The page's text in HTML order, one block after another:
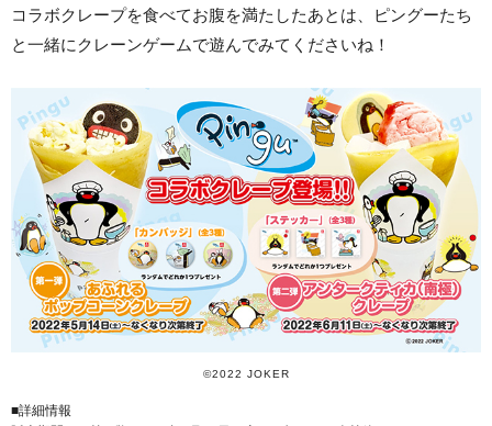
コラボクレープを食べてお腹を満たしたあとは、ピングーたち
と一緒にクレーンゲームで遊んでみてくださいね！
©2022 JOKER
■詳細情報